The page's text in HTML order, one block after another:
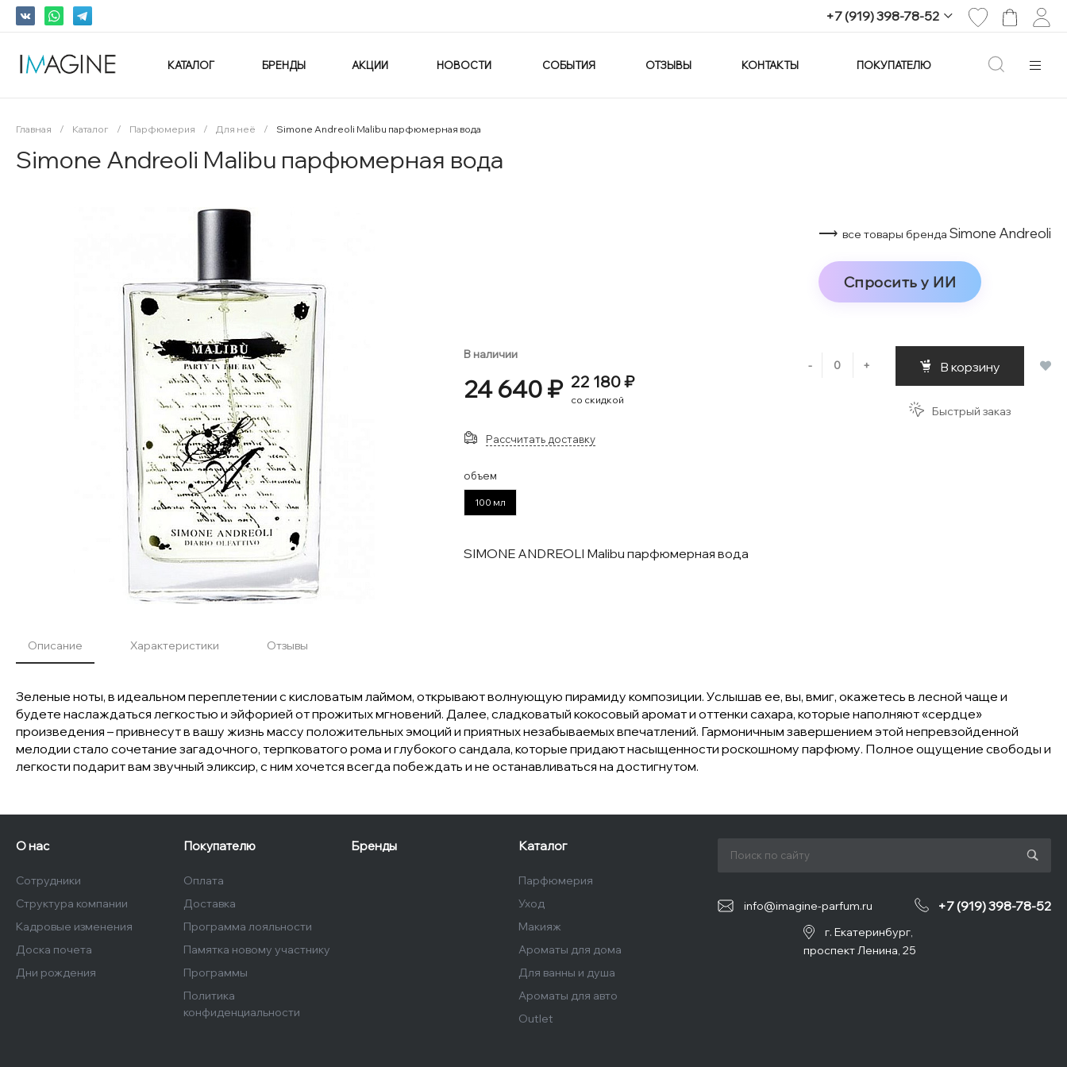
+7 (919) 398-78-52
+7 (919) 398-78-52
КАТАЛОГ БРЕНДЫ АКЦИИ НОВОСТИ СОБЫТИЯ ОТЗЫВЫ КОНТАКТЫ ПОКУПАТЕЛЮ
Главная / Каталог / Парфюмерия / Для неё / Simone Andreoli Malibu парфюмерная вода
Simone Andreoli Malibu парфюмерная вода
⟶ все товары бренда Simone Andreoli
Спросить у ИИ
В наличии
24 640 ₽ 22 180 ₽
со скидкой
- + В корзину
Быстрый заказ
Рассчитать доставку
объем
100 мл
SIMONE ANDREOLI Malibu парфюмерная вода
Описание Характеристики Отзывы
Зеленые ноты, в идеальном переплетении с кисловатым лаймом, открывают волнующую пирамиду композиции. Услышав ее, вы, вмиг, окажетесь в лесной чаще и
будете наслаждаться легкостью и эйфорией от прожитых мгновений. Далее, сладковатый кокосовый аромат и оттенки сахара, которые наполняют «сердце»
произведения – привнесут в вашу жизнь массу положительных эмоций и приятных незабываемых впечатлений. Гармоничным завершением этой непревзойденной
мелодии стало сочетание загадочного, терпковатого рома и глубокого сандала, которые придают насыщенности роскошному парфюму. Полное ощущение свободы и
легкости подарит вам звучный эликсир, с ним хочется всегда побеждать и не останавливаться на достигнутом.
О нас
Сотрудники
Структура компании
Кадровые изменения
Доска почета
Дни рождения
Покупателю
Оплата
Доставка
Программа лояльности
Памятка новому участнику
Программы
Политика
конфиденциальности
Бренды Каталог
Парфюмерия
Уход
Макияж
Ароматы для дома
Для ванны и душа
Ароматы для авто
Outlet
info@imagine-parfum.ru +7 (919) 398-78-52
г. Екатеринбург,
проспект Ленина, 25